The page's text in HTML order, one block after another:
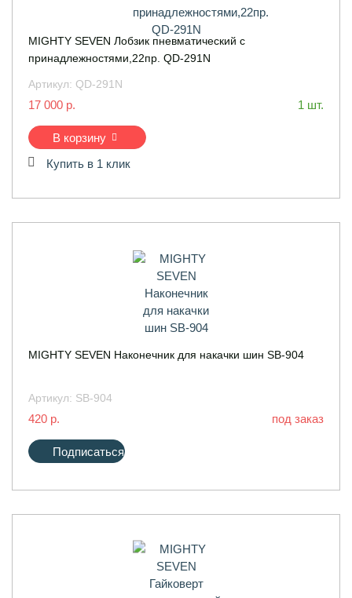
MIGHTY SEVEN Лобзик пневматический с
принадлежностями,22пр. QD-291N
Артикул: QD-291N
17 000 р. 1 шт.
В корзину
Купить в 1 клик
MIGHTY SEVEN Наконечник для накачки шин SB-904
Артикул: SB-904
420 р. под заказ
Подписаться